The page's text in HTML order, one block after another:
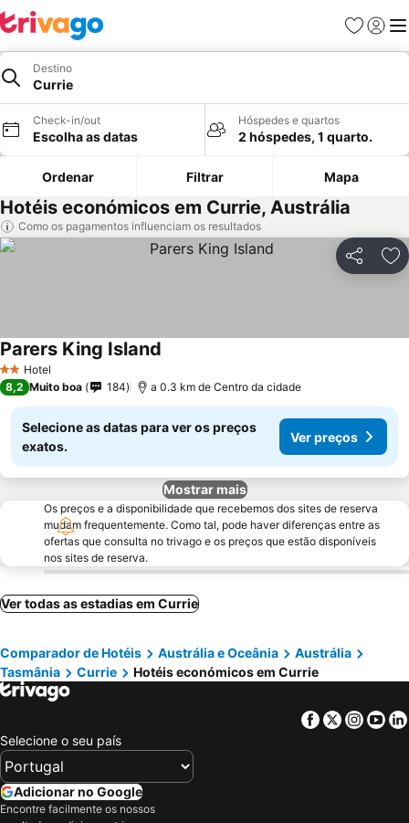
Favoritos
Iniciar
Destino
Currie
Check-in/out
Escolha as datas
Hóspedes e quartos
2 hóspedes, 1 quarto.
Ordenar Filtrar Mapa
Hotéis económicos em Currie, Austrália
Como os pagamentos influenciam os resultados
Partilhar
2 Estrelas
Hotel
Parers King Island
8,2 Muito boa 184 a 0.3 km de Centro da cidade
Selecione as datas para ver os preços
exatos.
Ver preços
Mostrar mais
Os preços e a disponibilidade que recebemos dos sites de reserva
mudam frequentemente. Como tal, pode haver diferenças entre as
ofertas que consulta no trivago e os preços que estão disponíveis
nos sites de reserva.
Ver todas as estadias em Currie
Comparador de Hotéis Austrália e Oceânia
Austrália
Tasmânia
Currie Hotéis económicos em Currie
Facebook
Twitter
Selecione o seu país
Adicionar no Google
Encontre facilmente os nossos